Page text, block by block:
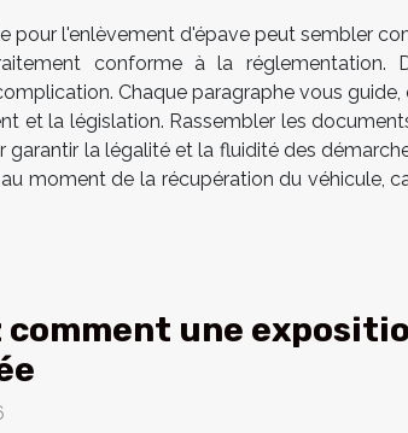
pour l'enlèvement d'épave peut sembler
conforme à la réglementation.
Chaque paragraphe vous
et la législation. Rassembler les
la légalité et la fluidité des
moment de la récupération du véhicule,
comment une